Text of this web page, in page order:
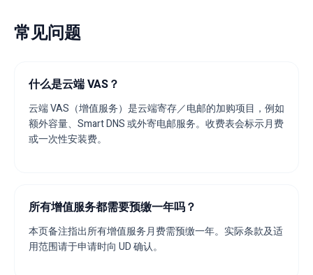
常见问题
什么是云端 VAS？
云端 VAS（增值服务）是云端寄存／电邮的加购项目，例如
额外容量、Smart DNS 或外寄电邮服务。收费表会标示月费
或一次性安装费。
所有增值服务都需要预缴一年吗？
本页备注指出所有增值服务月费需预缴一年。实际条款及适
用范围请于申请时向 UD 确认。